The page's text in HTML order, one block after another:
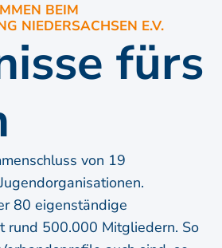
BEIM
NIEDERSACHSEN E.V.
fürs
von 19
80 eigenständige
rund 500.000 Mitgliedern. So